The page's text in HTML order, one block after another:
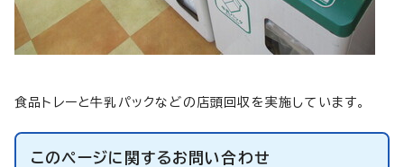
食品トレーと牛乳パックなどの店頭回収を実施しています。
このページに関するお問い合わせ